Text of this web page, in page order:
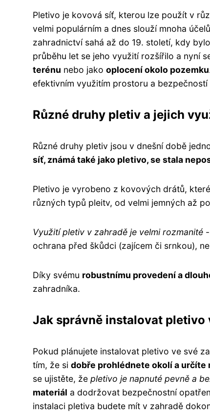
Pletivo je kovová síť, kterou lze použít v
velmi populárním a dnes slouží mnoha
zahradnictví sahá až do 19. století, kdy
průběhu let se jeho využití rozšířilo a nyní
terénu nebo jako oplocení okolo pozemku
efektivním využitím prostoru a bezpečností
Různé druhy pletiv a jejich
Různé druhy pletiv jsou v dnešní době
síť, známá také jako pletivo, se stala
Pletivo je vyrobeno z kovových drátů,
různých typů pleitv, od velmi jemných až
Využití pletiv v zahradě je velmi rozmanité
ochrana před škůdci (zajícem či srnkou),
Díky svému robustnímu provedení a
zahradníka.
Jak správně instalovat pletivo
Pokud plánujete instalovat pletivo ve své
tím, že si dobře prohlédnete okolí a
se ujistěte, že pletivo je napnuté pevně a
materiál a dodržovat bezpečnostní
instalaci pletiva budete mít v zahradě